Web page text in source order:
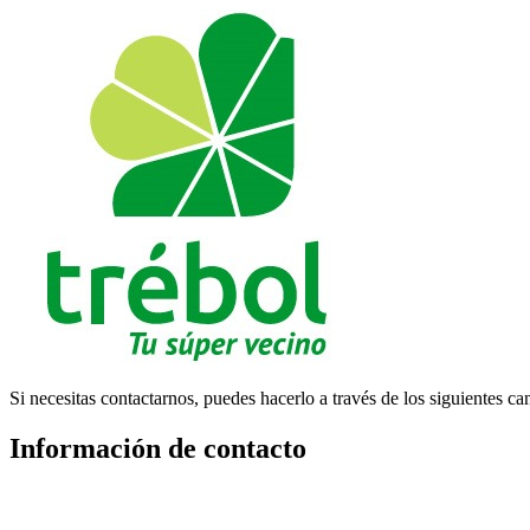
Si necesitas contactarnos, puedes hacerlo a través de los siguientes
Información de contacto